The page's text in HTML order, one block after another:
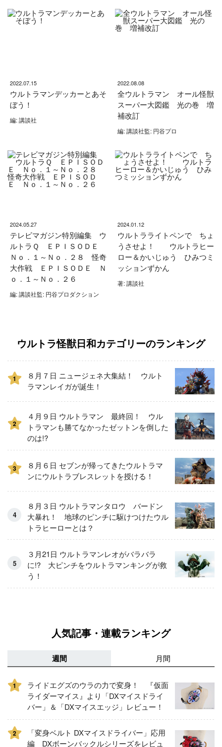
2022.07.15
ウルトラマンデッカーとあそ
ぼう！
編: 講談社
2022.08.08
全ウルトラマン オール怪獣
スーパー大図鑑 光の巻 増
補改訂
編: 講談社監: 円谷プロ
2024.05.27
テレビマガジン特別編集 ウ
ルトラＱ ＥＰＩＳＯＤＥ
Ｎｏ．１～Ｎｏ．２８ 怪奇
大作戦 ＥＰＩＳＯＤＥ Ｎ
ｏ．１～Ｎｏ．２６
編: 講談社監: 円谷プロダクション
2024.01.12
ウルトラライトペンで ちょ
うさせよ！ ウルトラヒー
ロー＆かいじゅう ひみつミ
ッションずかん
著: 講談社
ウルトラ怪獣日和カテゴリーのランキング
1
８月７日 ニュージェネ大集結！ ウルト
ラマンレイガが誕生！
2
４月９日 ウルトラマン 最終回！ ウル
トラマンも勝てなかったゼットンを倒した
のは!?
3
８月６日 セブンが帰ってきたウルトラマ
ンにウルトラブレスレットを授ける！
８月３日 ウルトラマンタロウ バードン
大暴れ！ 地球のピンチに駆けつけたウル
トラヒーローとは？
３月21日 ウルトラマンレオがバラバラ
に!? 大ピンチをウルトラマンキングが救
う！
人気記事・連載ランキング
週間 月間
1
ライドエグズのウラの力で変身！ 『仮面
ライダーマイス』より「DXマイスドライ
バー」＆「DXマイスエッジ」レビュー！
2
「変身ベルト DXマイスドライバー」応用
編 DXボーンバックルシリーズをレビュ